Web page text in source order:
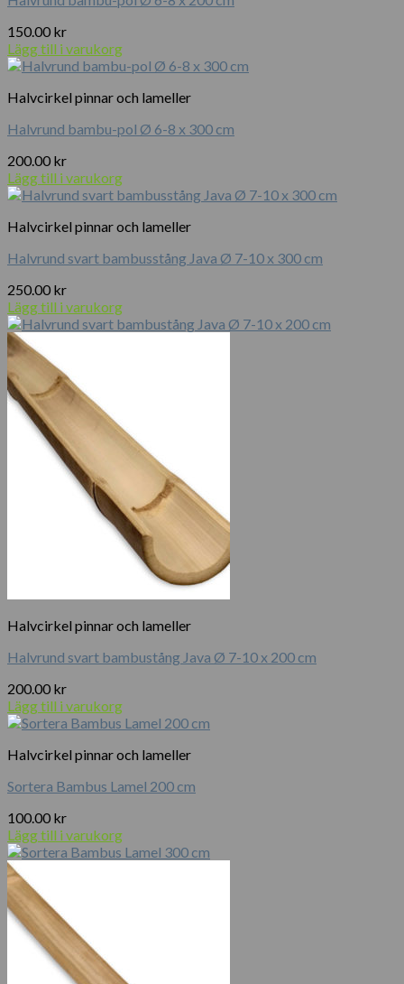
150.00 kr
Lägg till i varukorg
Halvcirkel pinnar och lameller
Halvrund bambu-pol Ø 6-8 x 300 cm
200.00 kr
Lägg till i varukorg
Halvcirkel pinnar och lameller
Halvrund svart bambusstång Java Ø 7-10 x 300 cm
250.00 kr
Lägg till i varukorg
Halvcirkel pinnar och lameller
Halvrund svart bambustång Java Ø 7-10 x 200 cm
200.00 kr
Lägg till i varukorg
Halvcirkel pinnar och lameller
Sortera Bambus Lamel 200 cm
100.00 kr
Lägg till i varukorg